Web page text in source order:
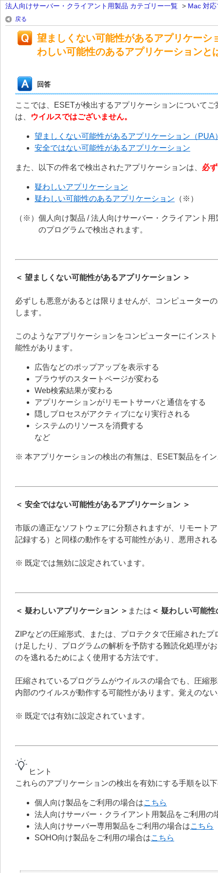
法人向けサーバー・クライアント用製品 カテゴリー一覧 > Mac 対
戻る
望ましくない可能性があるアプリケー
わしい可能性のあるアプリケーションと
回答
ここでは、ESETが検出するアプリケーションについて
は、
ウイルスではございません。
望ましくない可能性があるアプリケーション（PUA
安全ではない可能性があるアプリケーション
また、以下の件名で検出されたアプリケーションは、 必
疑わしいアプリケーション
疑わしい可能性のあるアプリケーション （※）
（※）個人向け製品 / 法人向けサーバー・クライアント
のプログラムで検出されます。
＜ 望ましくない可能性があるアプリケーション ＞
必ずしも悪意があるとは限りませんが、コンピューター
します。
このようなアプリケーションをコンピューターにインス
能性があります。
広告などのポップアップを表示する
ブラウザのスタートページが変わる
Web検索結果が変わる
アプリケーションがリモートサーバと通信をする
隠しプロセスがアクティブになり実行される
システムのリソースを消費する
など
※ 本アプリケーションの検出の有無は、ESET製品をイ
＜ 安全ではない可能性があるアプリケーション ＞
市販の適正なソフトウェアに分類されますが、リモート
記録する）と同様の動作をする可能性があり、悪用され
※ 既定では無効に設定されています。
＜ 疑わしいアプリケーション ＞ または ＜ 疑わしい可能
ZIPなどの圧縮形式、または、プロテクタで圧縮された
け足したり、プログラムの解析を予防する難読化処理が
のを逃れるためによく使用する方法です。
圧縮されているプログラムがウイルスの場合でも、圧縮
内部のウイルスが動作する可能性があります。覚えのな
※ 既定では有効に設定されています。
ヒント
これらのアプリケーションの検出を有効にする手順を以
個人向け製品をご利用の場合はこちら
法人向けサーバー・クライアント用製品をご利用の
法人向けサーバー専用製品をご利用の場合はこちら
SOHO向け製品をご利用の場合はこちら